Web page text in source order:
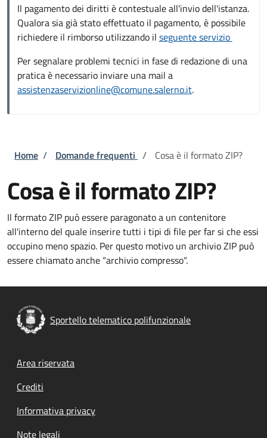
Il pagamento dei diritti è contestuale all'invio dell'istanza.
Qualora sia già stato effettuato il pagamento, è possibile
richiedere il rimborso utilizzando il seguente servizio
Per segnalare problemi tecnici in fase di redazione di una
pratica è necessario inviare una mail a
assistenzaservizionline@comune.salerno.it.
Briciole di pane
Home / Domande frequenti / Cosa è il formato ZIP?
Cosa è il formato ZIP?
Il formato ZIP può essere paragonato a un contenitore
all'interno del quale inserire tutti i tipi di file per far si che essi
occupino meno spazio. Per questo motivo un archivio ZIP può
essere chiamato anche “archivio compresso“.
Sportello telematico polifunzionale
Footer menu
Area riservata
Crediti
Informativa privacy
Note legali